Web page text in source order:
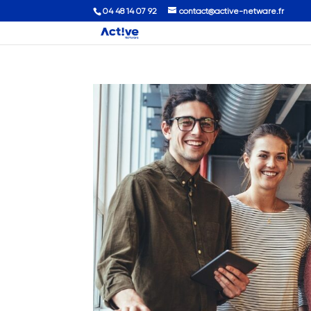
04 48 14 07 92 contact@active-netware.fr